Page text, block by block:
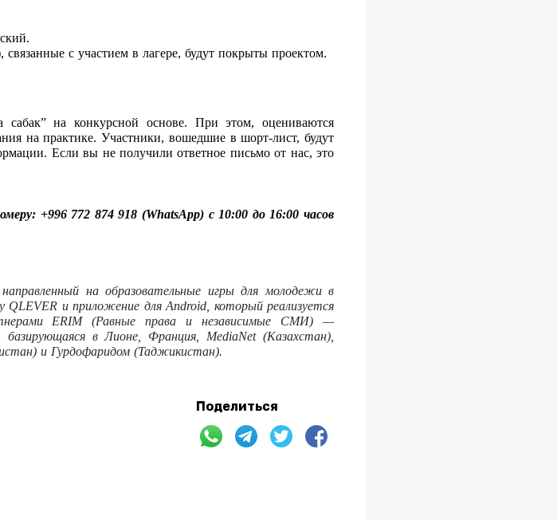
с участием в лагере, будут покрыты проектом.
на конкурсной основе. При этом, оцениваются
на практике. Участники, вошедшие в шорт-лист, будут
Если вы не получили ответное письмо от нас, это
+996 772 874 918 (WhatsApp) с 10:00 до 16:00 часов
на образовательные игры для молодежи в
и приложение для Android, который реализуется
ERIM (Равные права и независимые СМИ) —
базирующаяся в Лионе, Франция, MediaNet (Казахстан),
и Гурдофаридом (Таджикистан).
Поделиться